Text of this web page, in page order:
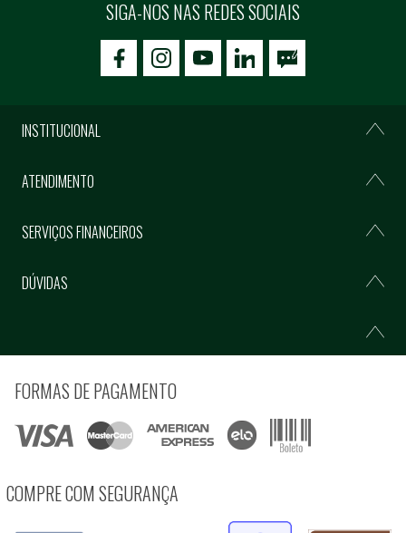
SIGA-NOS NAS REDES SOCIAIS
icon-facebookicon-social02icon-social03
INSTITUCIONAL
ATENDIMENTO
SERVIÇOS FINANCEIROS
DÚVIDAS
FORMAS DE PAGAMENTO
COMPRE COM SEGURANÇA